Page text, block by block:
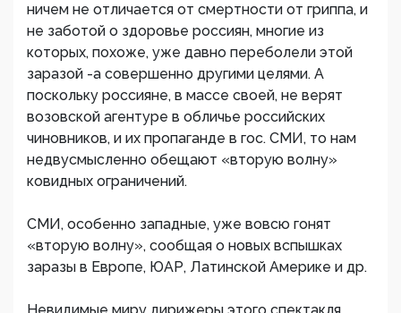
ничем не отличается от смертности от гриппа, и
не заботой о здоровье россиян, многие из
которых, похоже, уже давно переболели этой
заразой -а совершенно другими целями. А
поскольку россияне, в массе своей, не верят
возовской агентуре в обличье российских
чиновников, и их пропаганде в гос. СМИ, то нам
недвусмысленно обещают «вторую волну»
ковидных ограничений.
СМИ, особенно западные, уже вовсю гонят
«вторую волну», сообщая о новых вспышках
заразы в Европе, ЮАР, Латинской Америке и др.